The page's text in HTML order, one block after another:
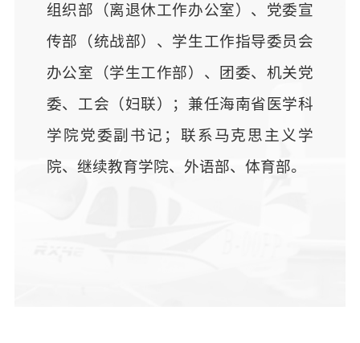
组织部（离退休工作办公室）、党委宣
传部（统战部）、学生工作指导委员会
办公室（学生工作部）、团委、机关党
委、工会（妇联）；兼任海南省医学科
学院党委副书记；联系马克思主义学
院、继续教育学院、外语部、体育部。